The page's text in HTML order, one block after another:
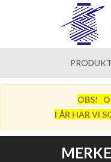
OBS!
I ÅR HAR VI